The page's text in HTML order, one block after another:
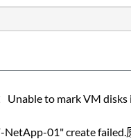
Unable to mark VM
NetApp-01" create